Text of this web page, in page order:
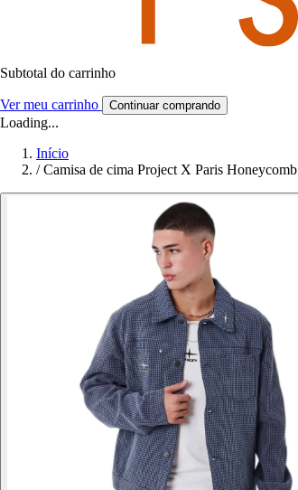
Subtotal do carrinho
Ver meu carrinho Continuar comprando
Loading...
Início
/ Camisa de cima Project X Paris Honeycomb